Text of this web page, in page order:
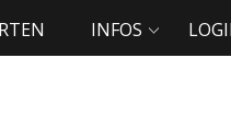
INFOS